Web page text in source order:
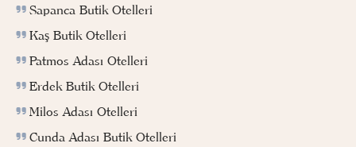
Sapanca Butik Otelleri
Kaş Butik Otelleri
Patmos Adası Otelleri
Erdek Butik Otelleri
Milos Adası Otelleri
Cunda Adası Butik Otelleri